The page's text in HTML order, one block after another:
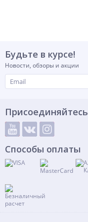
Будьте в курсе!
Новости, обзоры и акции
Присоединяйтесь
Способы оплаты